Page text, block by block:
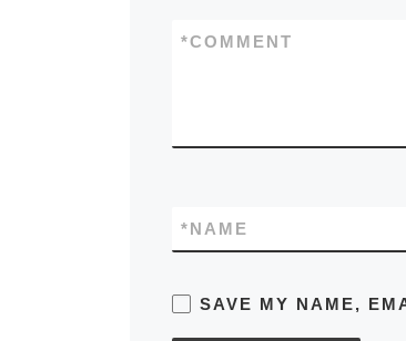
COMMENT
*
NAME
*
SAVE MY NAME,